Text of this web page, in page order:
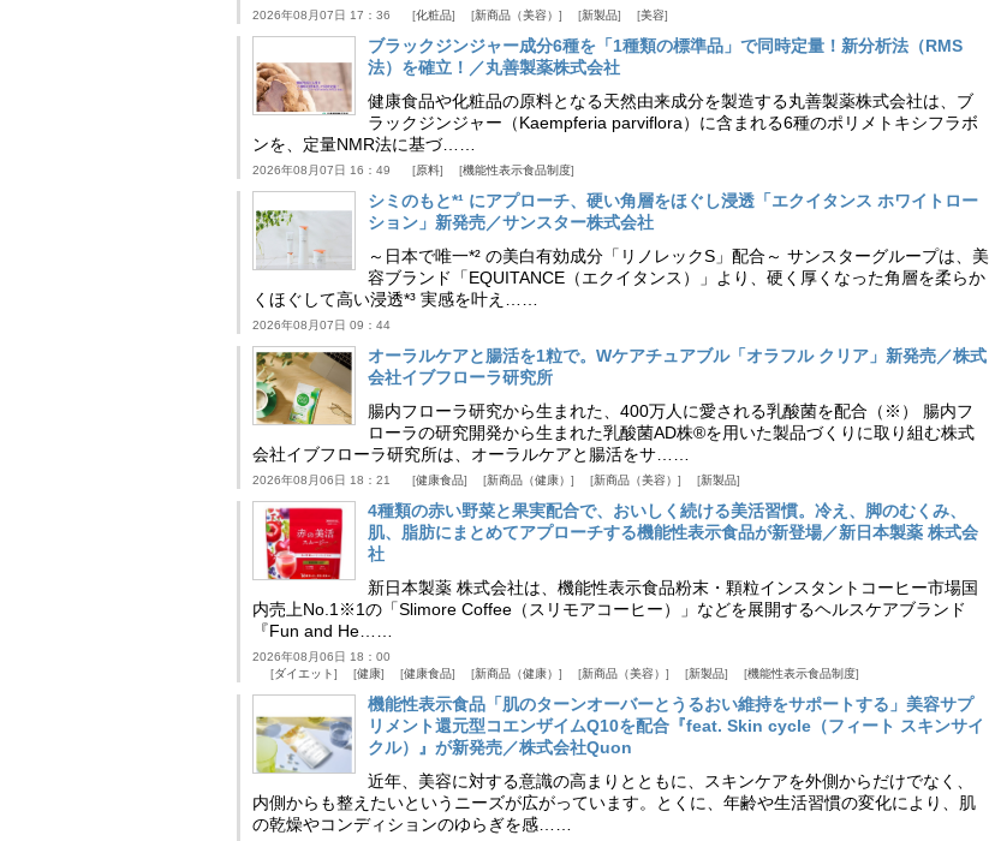
2026年08月07日 17：36 化粧品 新商品（美容） 新製品 美容
ブラックジンジャー成分6種を「1種類の標準品」で同時定量！新分析法（RMS
法）を確立！／丸善製薬株式会社
健康食品や化粧品の原料となる天然由来成分を製造する丸善製薬株式会社は、ブ
ラックジンジャー（Kaempferia parviflora）に含まれる6種のポリメトキシフラボ
ンを、定量NMR法に基づ……
2026年08月07日 16：49 原料 機能性表示食品制度
シミのもと*¹ にアプローチ、硬い角層をほぐし浸透「エクイタンス ホワイトロー
ション」新発売／サンスター株式会社
～日本で唯一*² の美白有効成分「リノレックS」配合～ サンスターグループは、美
容ブランド「EQUITANCE（エクイタンス）」より、硬く厚くなった角層を柔らか
くほぐして高い浸透*³ 実感を叶え……
2026年08月07日 09：44
オーラルケアと腸活を1粒で。Wケアチュアブル「オラフル クリア」新発売／株式
会社イブフローラ研究所
腸内フローラ研究から生まれた、400万人に愛される乳酸菌を配合（※） 腸内フ
ローラの研究開発から生まれた乳酸菌AD株®を用いた製品づくりに取り組む株式
会社イブフローラ研究所は、オーラルケアと腸活をサ……
2026年08月06日 18：21 健康食品 新商品（健康） 新商品（美容） 新製品
4種類の赤い野菜と果実配合で、おいしく続ける美活習慣。冷え、脚のむくみ、
肌、脂肪にまとめてアプローチする機能性表示食品が新登場／新日本製薬 株式会
社
新日本製薬 株式会社は、機能性表示食品粉末・顆粒インスタントコーヒー市場国
内売上No.1※1の「Slimore Coffee（スリモアコーヒー）」などを展開するヘルスケアブランド
『Fun and He……
2026年08月06日 18：00
ダイエット
健康 健康食品 新商品（健康） 新商品（美容） 新製品 機能性表示食品制度
機能性表示食品「肌のターンオーバーとうるおい維持をサポートする」美容サプ
リメント還元型コエンザイムQ10を配合『feat. Skin cycle（フィート スキンサイ
クル）』が新発売／株式会社Quon
近年、美容に対する意識の高まりとともに、スキンケアを外側からだけでなく、
内側からも整えたいというニーズが広がっています。とくに、年齢や生活習慣の変化により、肌
の乾燥やコンディションのゆらぎを感……